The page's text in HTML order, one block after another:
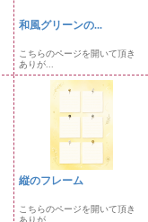
和風グリーンの...
こちらのページを開いて頂き
ありが...
縦のフレーム
こちらのページを開いて頂き
ありが...